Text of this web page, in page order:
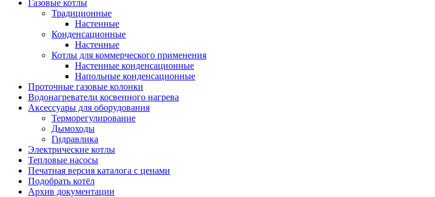
Газовые котлы
Традиционные
Настенные
Конденсационные
Настенные
Котлы для коммерческого применения
Настенные конденсационные
Напольные конденсационные
Проточные газовые колонки
Водонагреватели косвенного нагрева
Аксессуары для оборудования
Терморегулирование
Дымоходы
Гидравлика
Электрические котлы
Тепловые насосы
Печатная версия каталога с ценами
Подобрать котёл
Архив документации